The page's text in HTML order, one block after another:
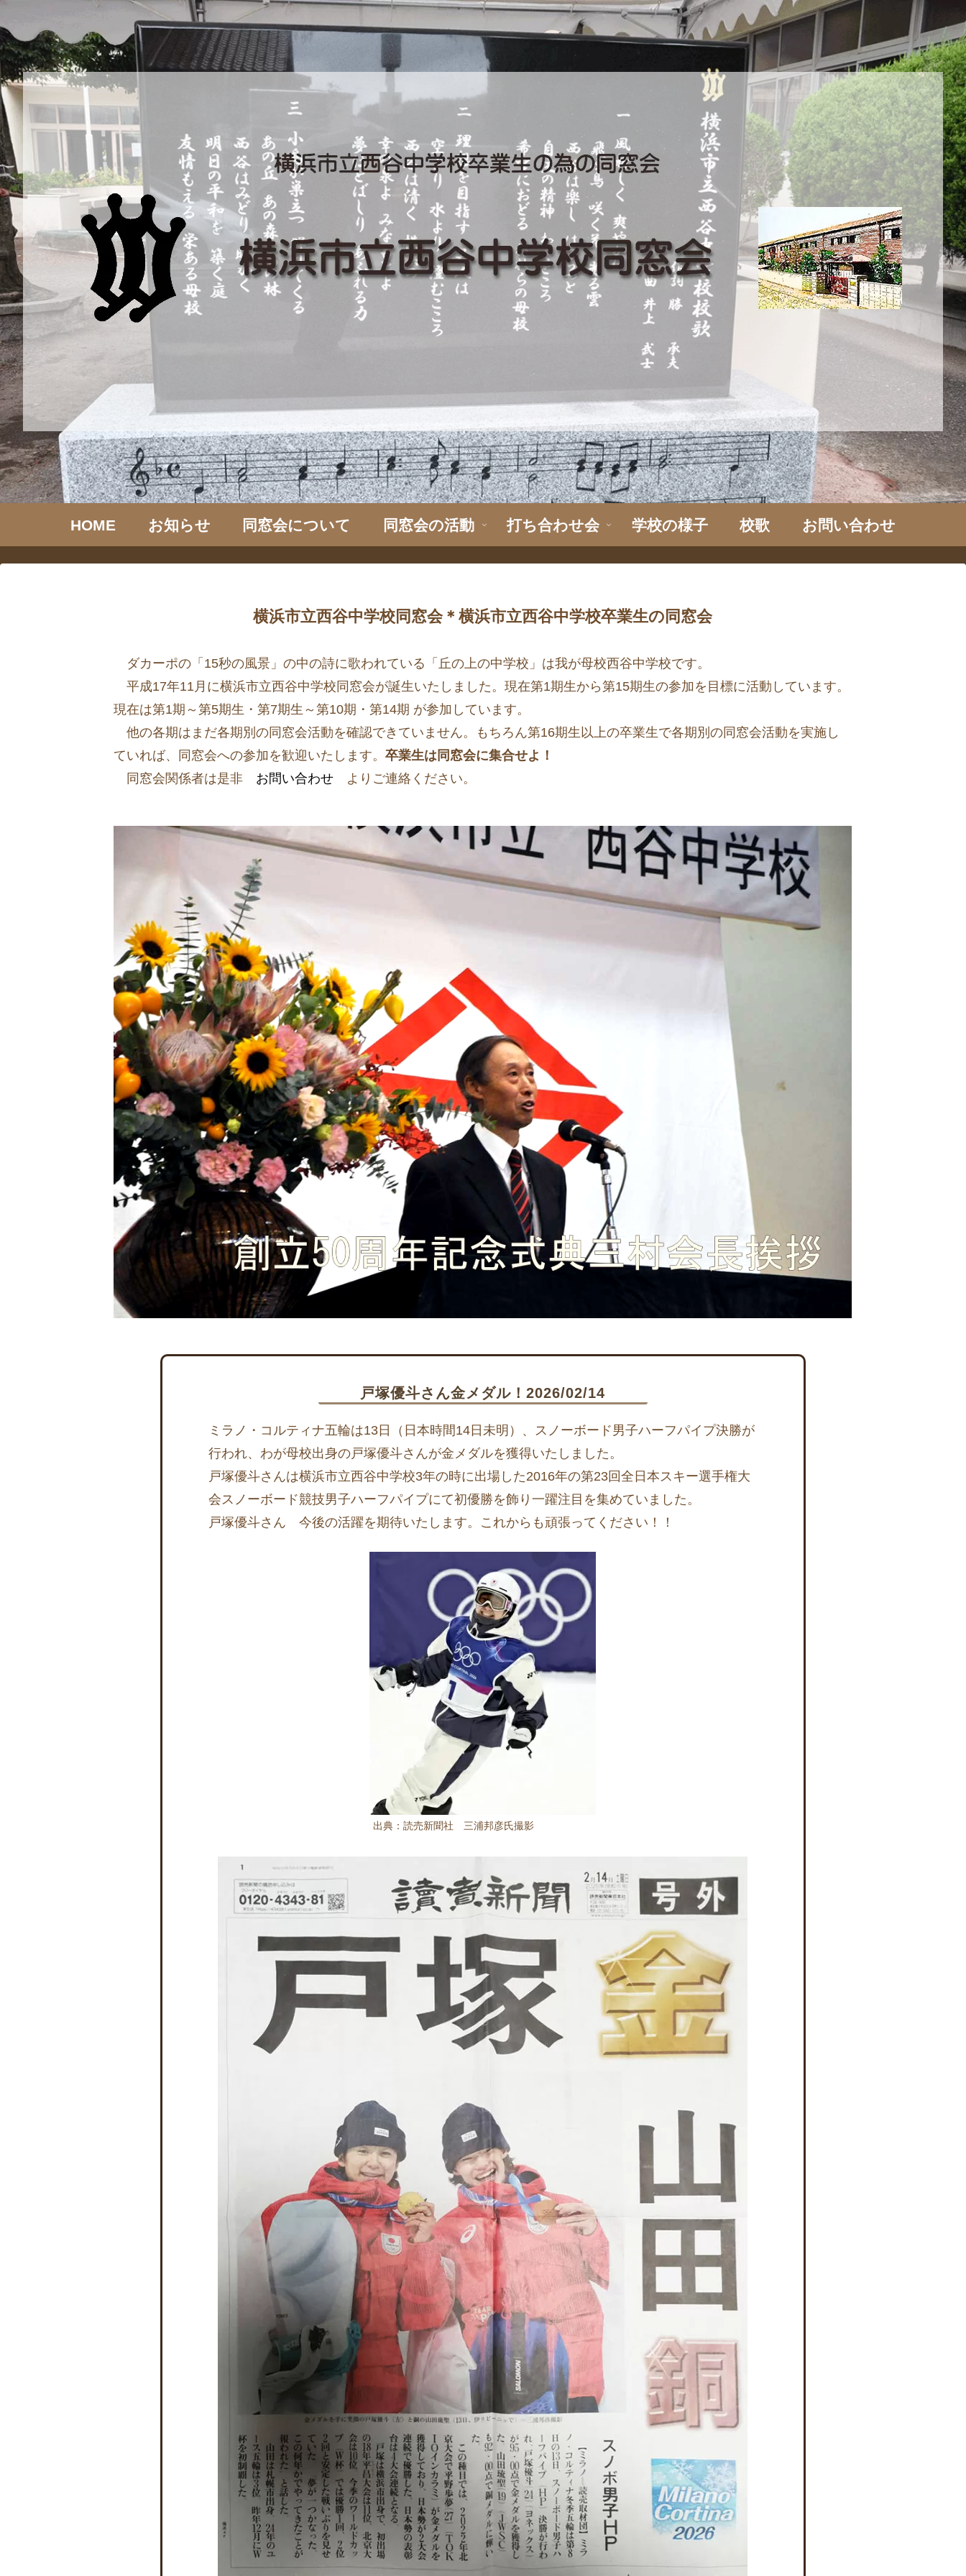
HOME お知らせ 同窓会について 同窓会の活動 打ち合わせ会 学校の様子 校歌 お問い合わせ
横浜市立西谷中学校同窓会＊横浜市立西谷中学校卒業生の同窓会
ダカーポの「15秒の風景」の中の詩に歌われている「丘の上の中学校」は我が母校西谷中学校です。
平成17年11月に横浜市立西谷中学校同窓会が誕生いたしました。現在第1期生から第15期生の参加を目標に活動しています。
現在は第1期～第5期生・第7期生～第10期・第14期 が参加しています。
他の各期はまだ各期別の同窓会活動を確認できていません。もちろん第16期生以上の卒業生で各期別の同窓会活動を実施し
ていれば、同窓会への参加を歓迎いたします。卒業生は同窓会に集合せよ！
同窓会関係者は是非 お問い合わせ よりご連絡ください。
戸塚優斗さん金メダル！2026/02/14
ミラノ・コルティナ五輪は13日（日本時間14日未明）、スノーボード男子ハーフパイプ決勝が
行われ、わが母校出身の戸塚優斗さんが金メダルを獲得いたしました。
戸塚優斗さんは横浜市立西谷中学校3年の時に出場した2016年の第23回全日本スキー選手権大
会スノーボード競技男子ハーフパイプにて初優勝を飾り一躍注目を集めていました。
戸塚優斗さん 今後の活躍を期待いたします。これからも頑張ってください！！
出典：読売新聞社 三浦邦彦氏撮影